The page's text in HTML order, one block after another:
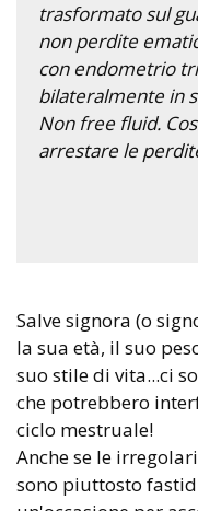
trasformato sul
non perdite
con endometrio
bilateralmente in
Non free fluid.
arrestare le
Salve signora (o signorina!) non so
la sua età, il suo
suo stile di vita...ci
che potrebbero
ciclo mestruale!
Anche se le
sono piuttosto